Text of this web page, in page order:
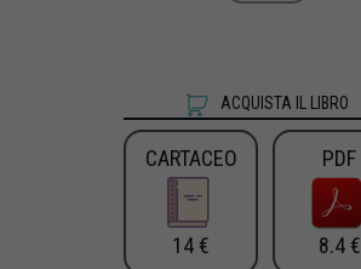
ACQUISTA IL LIBRO
CARTACEO
14 €
PDF
8.4 €